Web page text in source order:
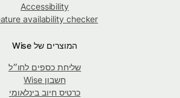
Accessibility
Feature availability checker
המוצרים של Wise
שליחת כספים לחו״ל
חשבון Wise
כרטיס חיוב בינלאומי